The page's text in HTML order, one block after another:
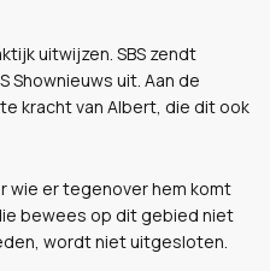
uitwijzen. SBS zendt
Shownieuws uit. Aan de
kracht van Albert, die dit ook
wie er tegenover hem komt
bewees op dit gebied niet
wordt niet uitgesloten.